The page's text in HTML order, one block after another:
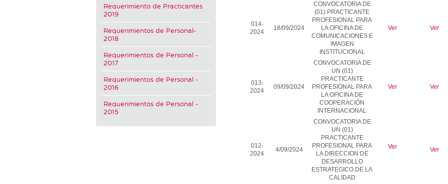
Requerimiento de Practicantes
2019
Requerimientos de Personal-
2018
Requerimientos de Personal -
2017
Requerimientos de Personal -
2016
Requerimientos de Personal -
2015
014-
2024
18/09/2024
CONVOCATORIA DE
(01) PRACTICANTE
PROFESIONAL PARA
LA OFICINA DE
COMUNICACIONES E
IMAGEN
INSTITUCIONAL
Ver Ver
013-
2024
09/09/2024
CONVOCATORIA DE
UN (01)
PRACTICANTE
PROFESIONAL PARA
LA OFICINA DE
COOPERACIÓN
INTERNACIONAL
Ver Ver
012-
2024
4/09/2024
CONVOCATORIA DE
UN (01)
PRACTICANTE
PROFESIONAL PARA
LA DIRECCION DE
DESARROLLO
ESTRATEGICO DE LA
CALIDAD
Ver Ver